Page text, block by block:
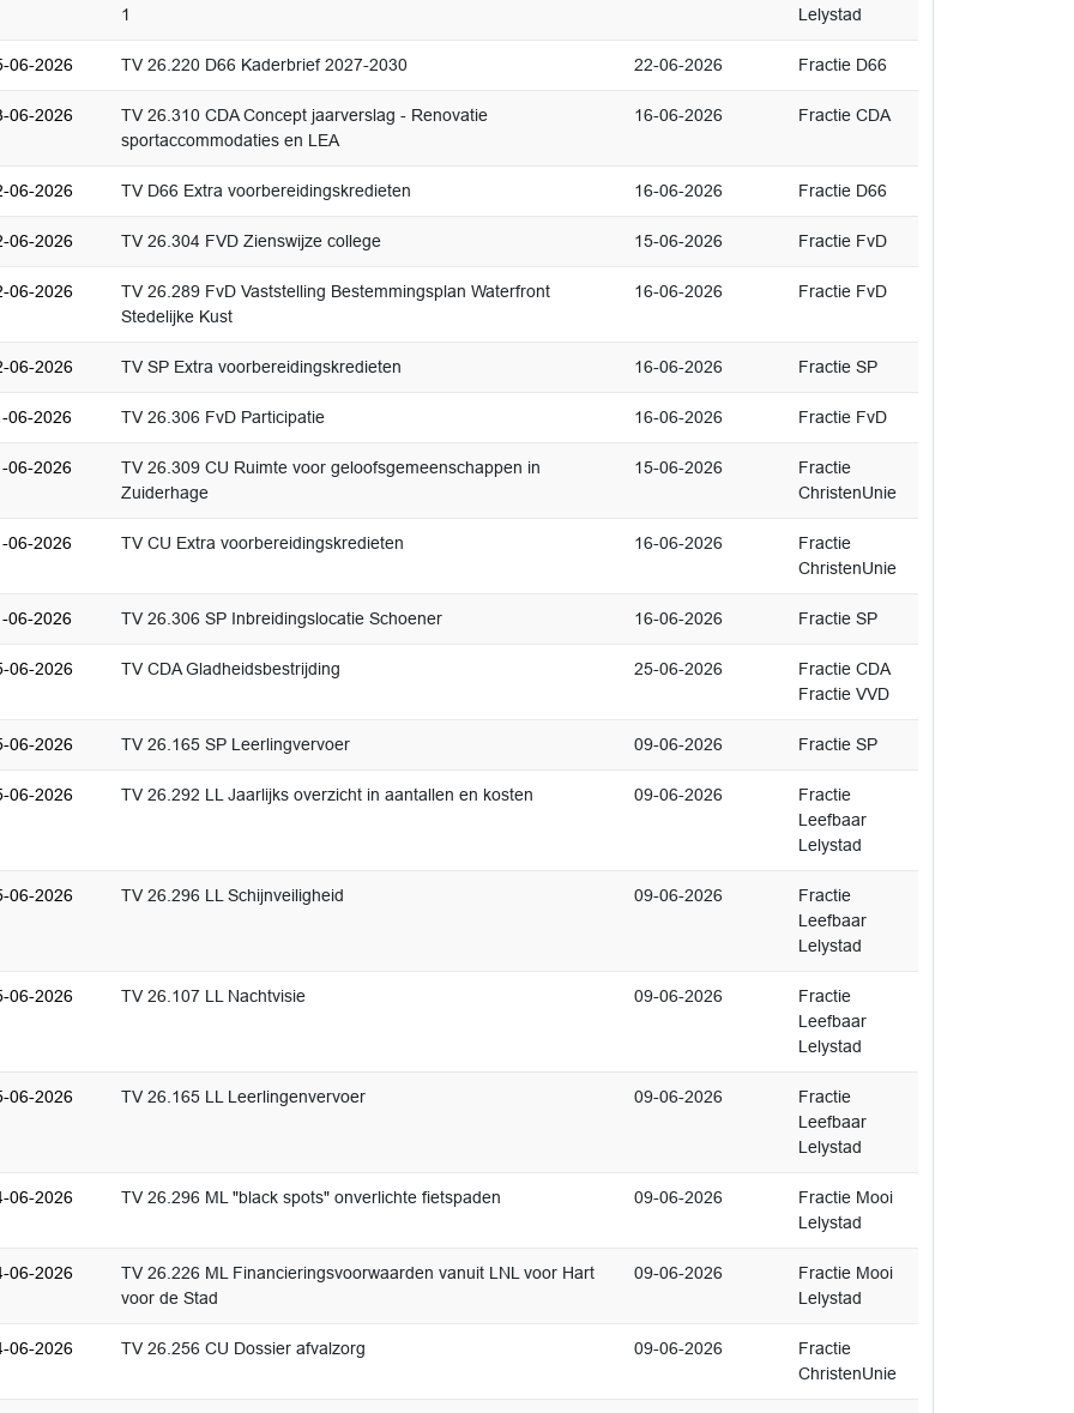
1
Lelystad
06-2026 TV 26.220 D66 Kaderbrief 2027-2030 22-06-2026 Fractie D66
06-2026
TV 26.310 CDA Concept jaarverslag - Renovatie
sportaccommodaties en LEA
16-06-2026 Fractie CDA
06-2026 TV D66 Extra voorbereidingskredieten 16-06-2026 Fractie D66
06-2026 TV 26.304 FVD Zienswijze college 15-06-2026 Fractie FvD
06-2026
TV 26.289 FvD Vaststelling Bestemmingsplan Waterfront
Stedelijke Kust
16-06-2026 Fractie FvD
06-2026 TV SP Extra voorbereidingskredieten 16-06-2026 Fractie SP
06-2026 TV 26.306 FvD Participatie 16-06-2026 Fractie FvD
06-2026
TV 26.309 CU Ruimte voor geloofsgemeenschappen in
Zuiderhage
15-06-2026
Fractie
ChristenUnie
06-2026 TV CU Extra voorbereidingskredieten 16-06-2026
Fractie
ChristenUnie
06-2026 TV 26.306 SP Inbreidingslocatie Schoener 16-06-2026 Fractie SP
06-2026 TV CDA Gladheidsbestrijding 25-06-2026
Fractie CDA
Fractie VVD
06-2026 TV 26.165 SP Leerlingvervoer 09-06-2026 Fractie SP
06-2026 TV 26.292 LL Jaarlijks overzicht in aantallen en kosten 09-06-2026
Fractie
Leefbaar
Lelystad
06-2026 TV 26.296 LL Schijnveiligheid 09-06-2026
Fractie
Leefbaar
Lelystad
06-2026 TV 26.107 LL Nachtvisie 09-06-2026
Fractie
Leefbaar
Lelystad
06-2026 TV 26.165 LL Leerlingenvervoer 09-06-2026
Fractie
Leefbaar
Lelystad
06-2026 TV 26.296 ML "black spots" onverlichte fietspaden 09-06-2026
Fractie Mooi
Lelystad
06-2026
TV 26.226 ML Financieringsvoorwaarden vanuit LNL voor Hart
voor de Stad
09-06-2026
Fractie Mooi
Lelystad
06-2026 TV 26.256 CU Dossier afvalzorg 09-06-2026
Fractie
ChristenUnie